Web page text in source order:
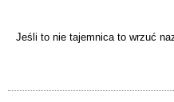
Jeśli to nie tajemnica to wrzuć